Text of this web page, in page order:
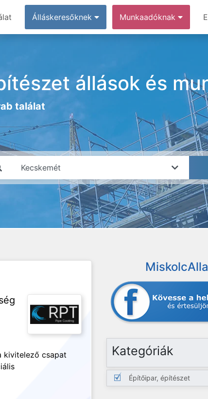
Álláskeresőknek Munkaadóknak
állások és
találat
kivitelező csapat
Kategóriák
Építőipar, építészet